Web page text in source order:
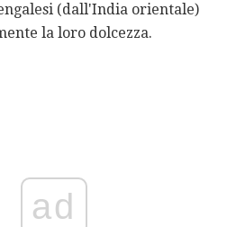
(dall'India orientale)
la loro dolcezza.
ad